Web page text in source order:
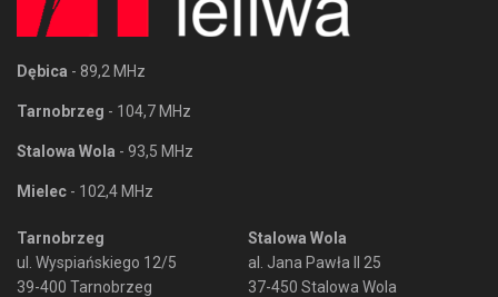
Dębica - 89,2 MHz
Tarnobrzeg - 104,7 MHz
Stalowa Wola - 93,5 MHz
Mielec - 102,4 MHz
Tarnobrzeg
ul. Wyspiańskiego 12/5
39-400 Tarnobrzeg
Stalowa Wola
al. Jana Pawła II 25
37-450 Stalowa Wola